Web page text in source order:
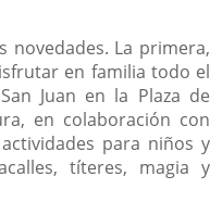
novedades. La primera,
en familia todo el
Juan en la Plaza de
en colaboración con
para niños y
títeres, magia y